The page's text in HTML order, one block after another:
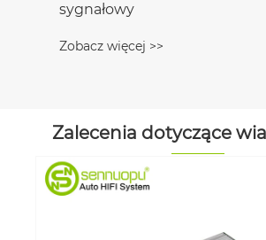
sygnałowy
Zobacz więcej >>
Zalecenia dotyczące